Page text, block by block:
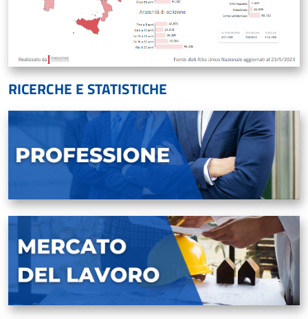
RICERCHE E STATISTICHE